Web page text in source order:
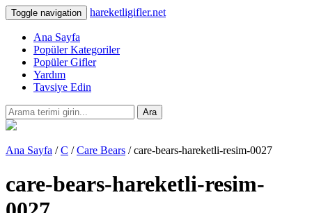
Toggle navigation hareketligifler.net
Ana Sayfa
Popüler Kategoriler
Popüler Gifler
Yardım
Tavsiye Edin
Ara
Ana Sayfa /C /Care Bears / care-bears-hareketli-resim-0027
care-bears-hareketli-resim-